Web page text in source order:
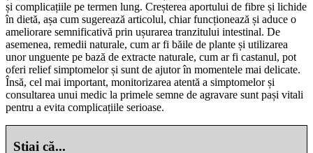
și complicațiile pe termen lung. Creșterea aportului de fibre și lichide
în dietă, așa cum sugerează articolul, chiar funcționează și aduce o
ameliorare semnificativă prin ușurarea tranzitului intestinal. De
asemenea, remedii naturale, cum ar fi băile de plante și utilizarea
unor unguente pe bază de extracte naturale, cum ar fi castanul, pot
oferi relief simptomelor și sunt de ajutor în momentele mai delicate.
Însă, cel mai important, monitorizarea atentă a simptomelor și
consultarea unui medic la primele semne de agravare sunt pași vitali
pentru a evita complicațiile serioase.
Stiai că...